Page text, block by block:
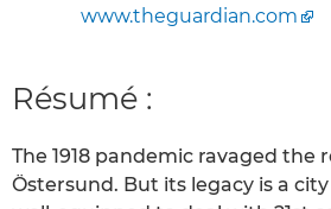
www.theguardian.com
Résumé :
The 1918 pandemic ravaged the
Östersund. But its legacy is a